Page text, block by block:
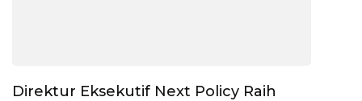
Direktur Eksekutif Next Policy Raih